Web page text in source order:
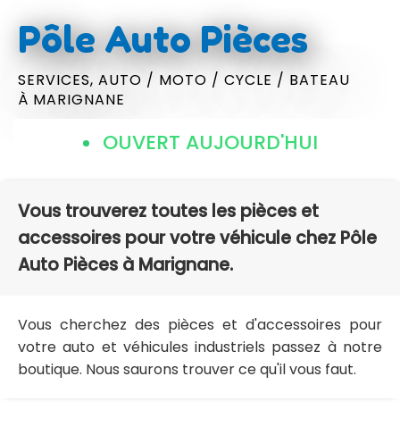
Pôle Auto Pièces
SERVICES, AUTO / MOTO / CYCLE / BATEAU
À MARIGNANE
OUVERT AUJOURD'HUI
Vous trouverez toutes les pièces et
accessoires pour votre véhicule chez Pôle
Auto Pièces à Marignane.
Vous cherchez des pièces et d'accessoires pour
votre auto et véhicules industriels passez à notre
boutique. Nous saurons trouver ce qu'il vous faut.